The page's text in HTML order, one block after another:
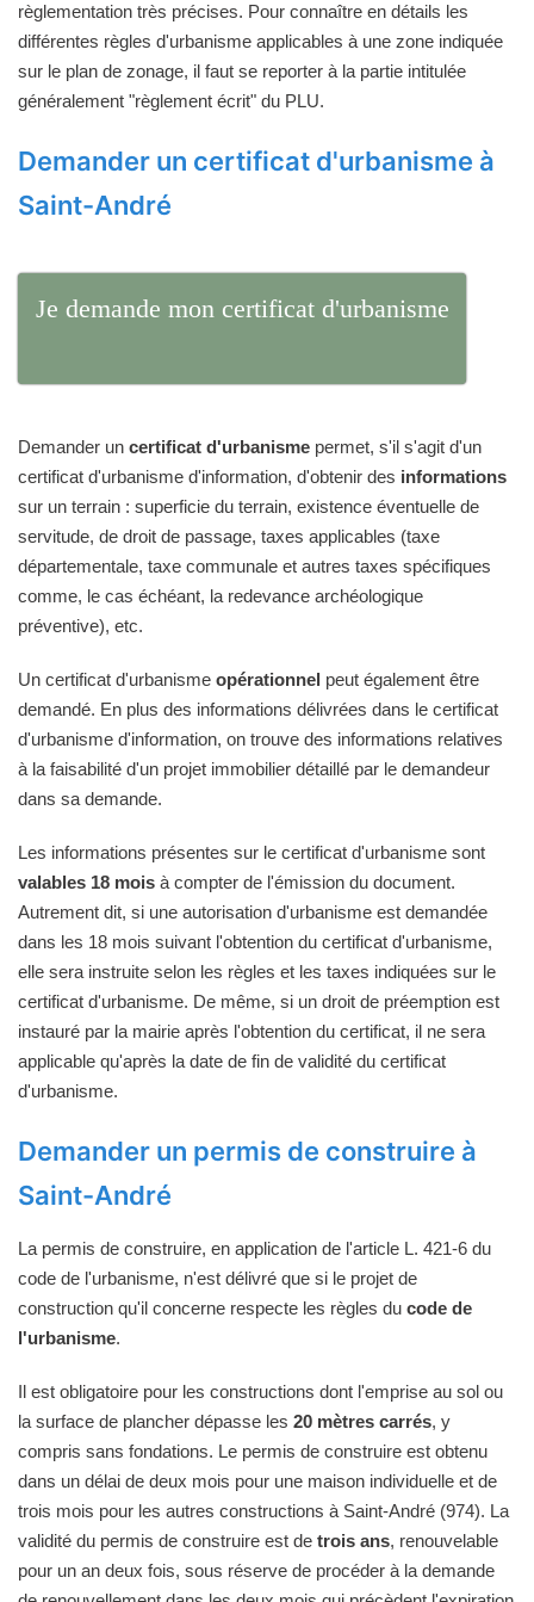
règlementation très précises. Pour connaître en détails les
différentes règles d'urbanisme applicables à une zone indiquée
sur le plan de zonage, il faut se reporter à la partie intitulée
généralement "règlement écrit" du PLU.
Demander un certificat d'urbanisme à
Saint-André
Je demande mon certificat d'urbanisme
Demander un certificat d'urbanisme permet, s'il s'agit d'un
certificat d'urbanisme d'information, d'obtenir des informations
sur un terrain : superficie du terrain, existence éventuelle de
servitude, de droit de passage, taxes applicables (taxe
départementale, taxe communale et autres taxes spécifiques
comme, le cas échéant, la redevance archéologique
préventive), etc.
Un certificat d'urbanisme opérationnel peut également être
demandé. En plus des informations délivrées dans le certificat
d'urbanisme d'information, on trouve des informations relatives
à la faisabilité d'un projet immobilier détaillé par le demandeur
dans sa demande.
Les informations présentes sur le certificat d'urbanisme sont
valables 18 mois à compter de l'émission du document.
Autrement dit, si une autorisation d'urbanisme est demandée
dans les 18 mois suivant l'obtention du certificat d'urbanisme,
elle sera instruite selon les règles et les taxes indiquées sur le
certificat d'urbanisme. De même, si un droit de préemption est
instauré par la mairie après l'obtention du certificat, il ne sera
applicable qu'après la date de fin de validité du certificat
d'urbanisme.
Demander un permis de construire à
Saint-André
La permis de construire, en application de l'article L. 421-6 du
code de l'urbanisme, n'est délivré que si le projet de
construction qu'il concerne respecte les règles du code de
l'urbanisme.
Il est obligatoire pour les constructions dont l'emprise au sol ou
la surface de plancher dépasse les 20 mètres carrés, y
compris sans fondations. Le permis de construire est obtenu
dans un délai de deux mois pour une maison individuelle et de
trois mois pour les autres constructions à Saint-André (974). La
validité du permis de construire est de trois ans, renouvelable
pour un an deux fois, sous réserve de procéder à la demande